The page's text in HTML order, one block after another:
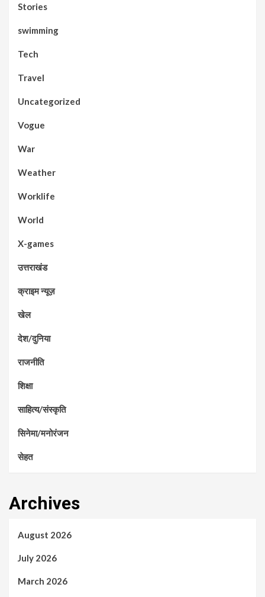
Stories
swimming
Tech
Travel
Uncategorized
Vogue
War
Weather
Worklife
World
X-games
उत्तराखंड
क्राइम न्यूज़
खेल
देश/दुनिया
राजनीति
शिक्षा
साहित्य/संस्कृति
सिनेमा/मनोरंजन
सेहत
Archives
August 2026
July 2026
March 2026